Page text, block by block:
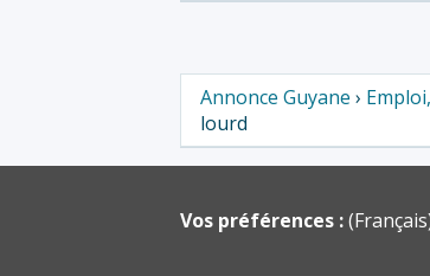
Annonce Guyane ›
lourd
Vos préférences :